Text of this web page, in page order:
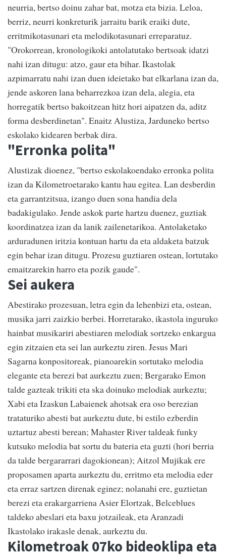
neurria, bertso doinu zahar bat, motza eta bizia. Leloa,
berriz, neurri konkreturik jarraitu barik eraiki dute,
erritmikotasunari eta melodikotasunari erreparatuz.
"Orokorrean, kronologikoki antolatutako bertsoak idatzi
nahi izan ditugu: atzo, gaur eta bihar. Ikastolak
azpimarratu nahi izan duen ideietako bat elkarlana izan da,
jende askoren lana beharrezkoa izan dela, alegia, eta
horregatik bertso bakoitzean hitz hori aipatzen da, aditz
forma desberdinetan". Enaitz Alustiza, Jarduneko bertso
eskolako kidearen berbak dira.
"Erronka polita"
Alustizak dioenez, "bertso eskolakoendako erronka polita
izan da Kilometroetarako kantu hau egitea. Lan desberdin
eta garrantzitsua, izango duen sona handia dela
badakigulako. Jende askok parte hartzu duenez, guztiak
koordinatzea izan da lanik zailenetarikoa. Antolaketako
arduradunen iritzia kontuan hartu da eta aldaketa batzuk
egin behar izan ditugu. Prozesu guztiaren ostean, lortutako
emaitzarekin harro eta pozik gaude".
Sei aukera
Abestirako prozesuan, letra egin da lehenbizi eta, ostean,
musika jarri zaizkio berbei. Horretarako, ikastola inguruko
hainbat musikariri abestiaren melodiak sortzeko enkargua
egin zitzaien eta sei lan aurkeztu ziren. Jesus Mari
Sagarna konpositoreak, pianoarekin sortutako melodia
elegante eta berezi bat aurkeztu zuen; Bergarako Emon
talde gazteak trikiti eta ska doinuko melodiak aurkeztu;
Xabi eta Izaskun Labaienek ahotsak era oso berezian
trataturiko abesti bat aurkeztu dute, bi estilo ezberdin
uztartuz abesti berean; Mahaster River taldeak funky
kutsuko melodia bat sortu du bateria eta guzti (hori berria
da talde bergararrari dagokionean); Aitzol Mujikak ere
proposamen aparta aurkeztu du, erritmo eta melodia eder
eta erraz sartzen direnak eginez; nolanahi ere, guztietan
berezi eta erakargarriena Asier Elortzak, Belceblues
taldeko abeslari eta baxu jotzaileak, eta Aranzadi
Ikastolako irakasle denak, aurkeztu du.
Kilometroak 07ko bideoklipa eta